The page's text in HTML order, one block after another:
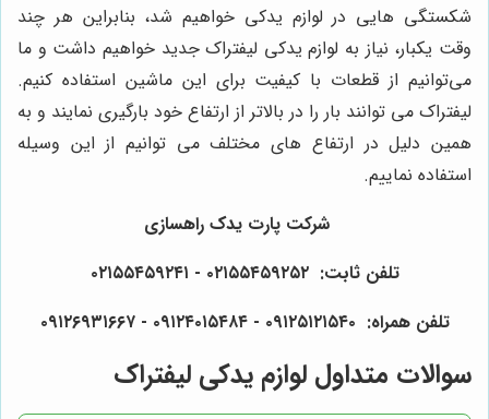
شکستگی هایی در لوازم یدکی خواهیم شد، بنابراین هر چند
وقت یکبار، نیاز به لوازم یدکی لیفتراک جدید خواهیم داشت و ما
می‌توانیم از قطعات با کیفیت برای این ماشین استفاده کنیم.
لیفتراک می توانند بار را در بالاتر از ارتفاع خود بارگیری نمایند و به
همین دلیل در ارتفاع های مختلف می توانیم از این وسیله
استفاده نماییم.
شرکت پارت یدک راهسازی
تلفن ثابت: ۰۲۱۵۵۴۵۹۲۵۲ - ۰۲۱۵۵۴۵۹۲۴۱
تلفن همراه: ۰۹۱۲۵۱۲۱۵۴۰‌‌‌ - ۰۹۱۲۴۰۱۵۴۸۴ - ۰۹۱۲۶۹۳۱۶۶۷
سوالات متداول لوازم یدکی لیفتراک